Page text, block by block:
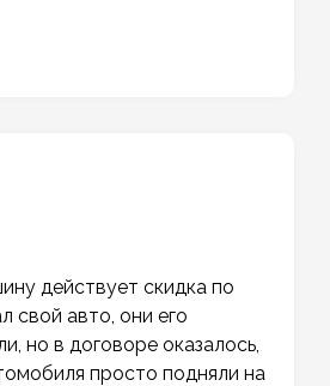
действует скидка по
свой авто, они его
но в договоре оказалось,
просто подняли на